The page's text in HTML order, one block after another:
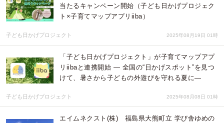
当たるキャンペーン開始（子ども日かげプロジェク
ト×子育てマップアプリiiba）
子ども日かげプロジェクト 2025年08月19日 01時
「子ども日かげプロジェクト」が子育てマップアプ
リiibaと連携開始 ― 全国の“日かげスポット”を見つ
けて、暑さから子どもの外遊びを守れる夏に―
子ども日かげプロジェクト 2025年08月08日 01時
エイムネクスト(株) 福島県大熊町立 学び舎ゆめの